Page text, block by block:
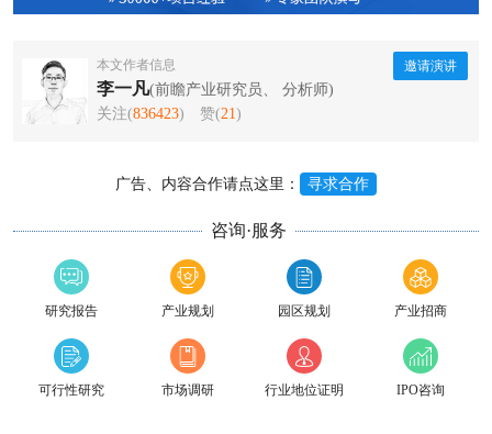
本文作者信息
李一凡(前瞻产业研究员、 分析师)
关注(836423) 赞(21)
邀请演讲
广告、内容合作请点这里： 寻求合作
咨询·服务
研究报告 产业规划 园区规划 产业招商
可行性研究 市场调研 行业地位证明 IPO咨询